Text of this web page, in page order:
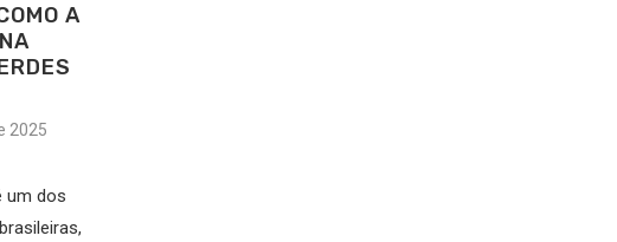
A
2025
um dos